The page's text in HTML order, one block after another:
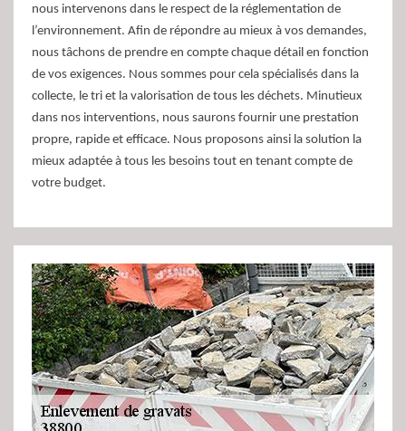
nous intervenons dans le respect de la réglementation de
l’environnement. Afin de répondre au mieux à vos demandes,
nous tâchons de prendre en compte chaque détail en fonction
de vos exigences. Nous sommes pour cela spécialisés dans la
collecte, le tri et la valorisation de tous les déchets. Minutieux
dans nos interventions, nous saurons fournir une prestation
propre, rapide et efficace. Nous proposons ainsi la solution la
mieux adaptée à tous les besoins tout en tenant compte de
votre budget.